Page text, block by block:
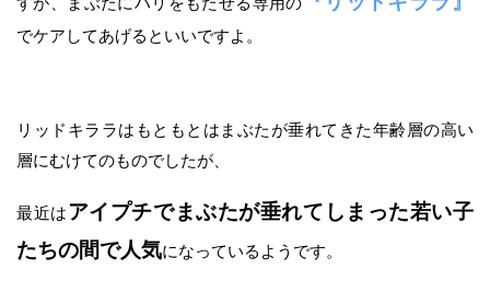
でケアしてあげるといいですよ。
リッドキララはもともとはまぶたが垂れてきた年齢層の高い
層にむけてのものでしたが、
最近はアイプチでまぶたが垂れてしまった若い子
たちの間で人気になっているようです。